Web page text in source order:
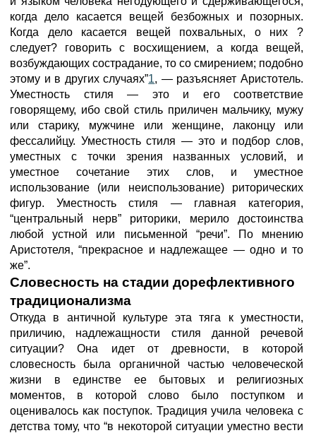
когда дело касается вещей безбожных и позорных.
Когда дело касается вещей похвальных, о них ?
следует? говорить с восхищением, а когда вещей,
возбуждающих сострадание, то со смирением; подобно
этому и в других случаях”1, — разъясняет Аристотель.
Уместность стиля — это и его соответствие
говорящему, ибо свой стиль приличен мальчику, мужу
или старику, мужчине или женщине, лаконцу или
фессалийцу. Уместность стиля — это и подбор слов,
уместных с точки зрения названных условий, и
уместное сочетание этих слов, и уместное
использование (или неиспользование) риторических
фигур. Уместность стиля — главная категория,
“центральный нерв” риторики, мерило достоинства
любой устной или письменной “речи”. По мнению
Аристотеля, “прекрасное и надлежащее — одно и то
же”.
Словесность на стадии дорефлективного
традиционализма
Откуда в античной культуре эта тяга к уместности,
приличию, надлежащности стиля данной речевой
ситуации? Она идет от древности, в которой
словесность была органичной частью человеческой
жизни в единстве ее бытовых и религиозных
моментов, в которой слово было поступком и
оценивалось как поступок. Традиция учила человека с
детства тому, что “в некоторой ситуации уместно вести